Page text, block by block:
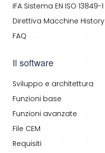
IFA Sistema EN ISO 13849-1
Direttiva Macchine History
FAQ
Il software
Sviluppo e architettura
Funzioni base
Funzioni avanzate
File CEM
Requisiti